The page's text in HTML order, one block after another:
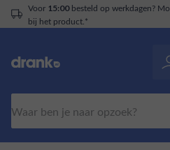
Voor 15:00besteld op werkdagen?
bij het product.*